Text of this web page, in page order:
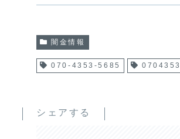
闇金情報
070-4353-5685
シェアする